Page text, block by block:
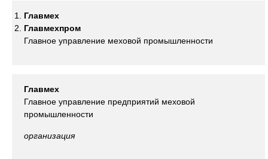
Главмех
Главмехпром
Главное управление меховой промышленности
Главмех
Главное управление предприятий меховой
промышленности
организация